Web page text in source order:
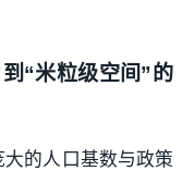
“米粒级空间”的
的人口基数与政策